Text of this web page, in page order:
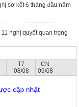
sơ kết 6 tháng đầu năm
nghị quyết quan trọng
T7
08/08
CN
09/08
cập nhật